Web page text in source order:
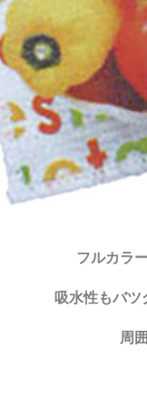
フルカラ
吸水性もバ
周